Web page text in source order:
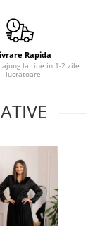
Rapida
ajung la tine in 1-2 zile
lucratoare